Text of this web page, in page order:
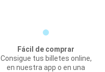
Fácil de comprar
Consigue tus billetes online,
en nuestra app o en una